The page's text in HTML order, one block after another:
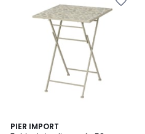
PIER IMPORT